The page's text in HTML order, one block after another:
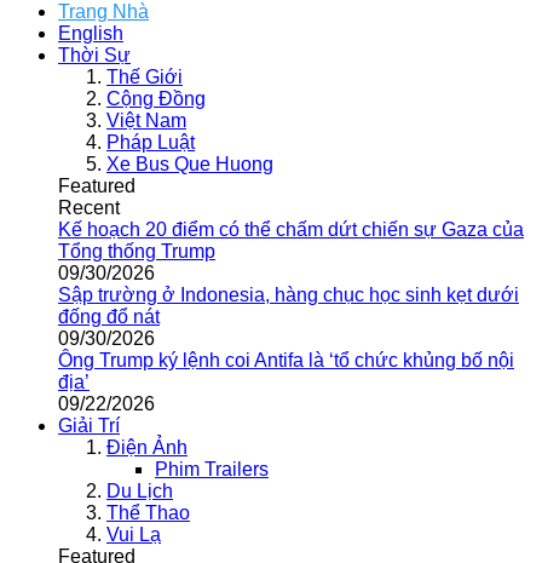
Trang Nhà
English
Thời Sự
Thế Giới
Cộng Đồng
Việt Nam
Pháp Luật
Xe Bus Que Huong
Featured
Recent
Kế hoạch 20 điểm có thể chấm dứt chiến sự Gaza của
Tổng thống Trump
09/30/2026
Sập trường ở Indonesia, hàng chục học sinh kẹt dưới
đống đổ nát
09/30/2026
Ông Trump ký lệnh coi Antifa là ‘tổ chức khủng bố nội
địa’
09/22/2026
Giải Trí
Điện Ảnh
Phim Trailers
Du Lịch
Thể Thao
Vui Lạ
Featured